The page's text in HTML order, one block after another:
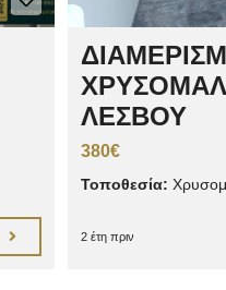
ΛΕΣΒΟΥ
380€
Τοποθεσία:
2 έτη πριν